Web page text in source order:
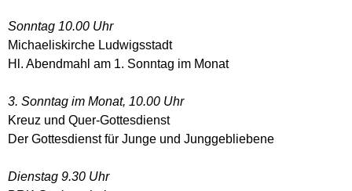
Sonntag 10.00 Uhr
Michaeliskirche Ludwigsstadt
Hl. Abendmahl am 1. Sonntag im Monat
3. Sonntag im Monat, 10.00 Uhr
Kreuz und Quer-Gottesdienst
Der Gottesdienst für Junge und Junggebliebene
Dienstag 9.30 Uhr